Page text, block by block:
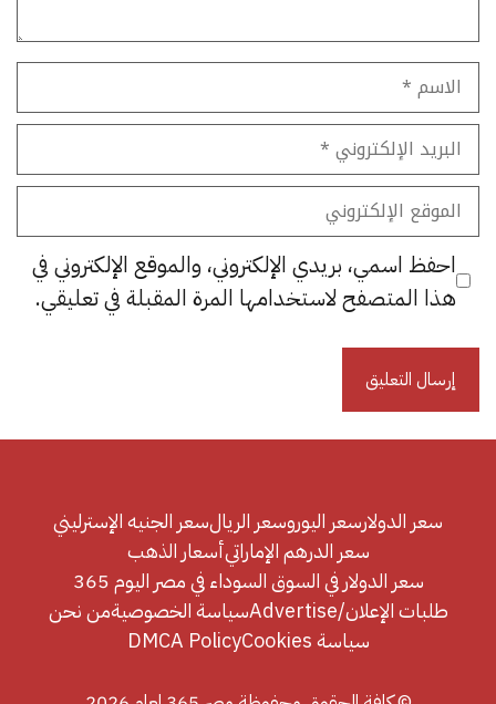
الاسم
البريد
الإلكتروني
الموقع
الإلكتروني
احفظ اسمي، بريدي الإلكتروني، والموقع الإلكتروني في
هذا المتصفح لاستخدامها المرة المقبلة في تعليقي.
سعر الدولارسعر اليوروسعر الريالسعر الجنيه الإسترليني
سعر الدرهم الإماراتيأسعار الذهب
سعر الدولار في السوق السوداء في مصر اليوم 365
طلبات الإعلان/Advertise
سياسة الخصوصيةمن نحن
سياسة Cookies
DMCA Policy